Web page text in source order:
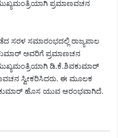
ಪ್ರಮಾಣವಚನ
ಸಮಾರಂಭದಲ್ಲಿ ರಾಜ್ಯಪಾಲ
ಅವರಿಗೆ ಪ್ರಮಾಣಚನ
ಡಿ.ಕೆ.ಶಿವಕುಮಾರ್
ಸ್ವೀಕರಿಸಿದರು. ಈ ಮೂಲಕ
ಹೊಸ ಯುವ ಆರಂಭವಾಗಿದೆ.